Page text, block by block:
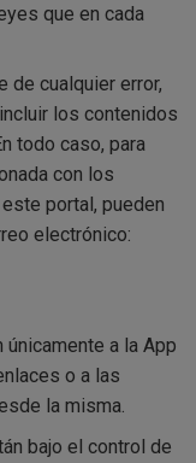
que en cada
de cualquier error,
los contenidos
todo caso, para
con los
portal, pueden
electrónico:
a la App
o a las
la misma.
bajo el control de